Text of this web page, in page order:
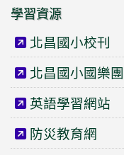
學習資源
北昌國小校刊
北昌國小國樂團
英語學習網站
防災教育網